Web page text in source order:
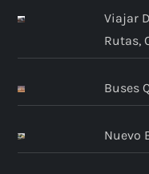
Viajar
Rutas,
Buses
Nuevo